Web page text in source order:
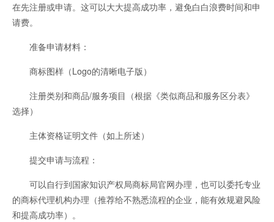
在先注册或申请。这可以大大提高成功率，避免白白浪费时间和申
请费。
准备申请材料：
商标图样（Logo的清晰电子版）
注册类别和商品/服务项目（根据《类似商品和服务区分表》
选择）
主体资格证明文件（如上所述）
提交申请与流程：
可以自行到国家知识产权局商标局官网办理，也可以委托专业
的商标代理机构办理（推荐给不熟悉流程的企业，能有效规避风险
和提高成功率）。